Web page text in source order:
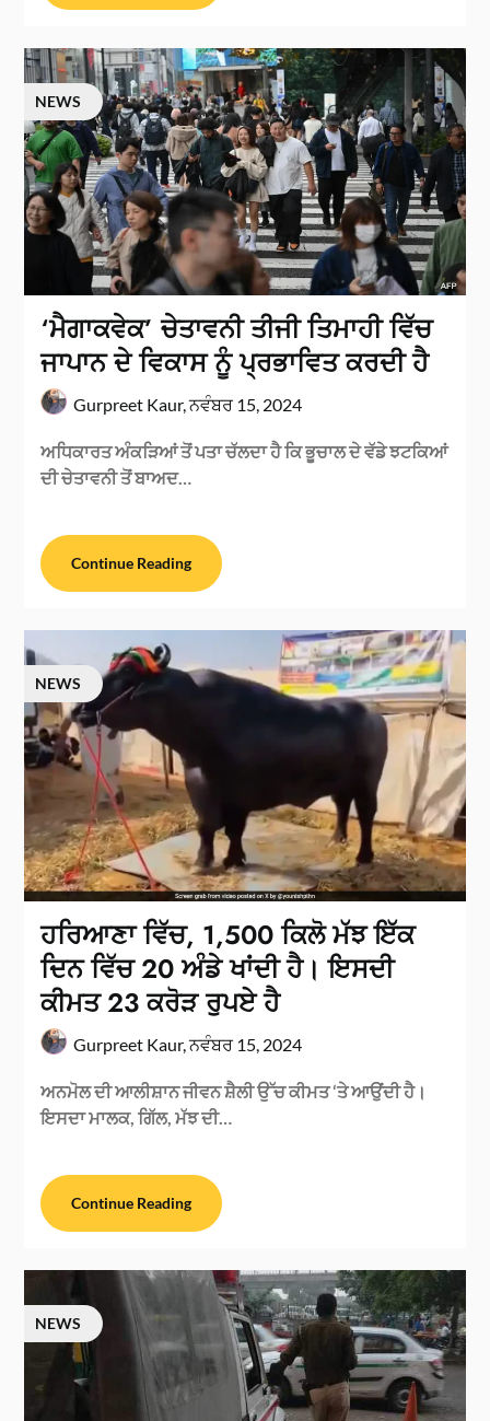
NEWS
‘ਮੈਗਾਕਵੇਕ’ ਚੇਤਾਵਨੀ ਤੀਜੀ ਤਿਮਾਹੀ ਵਿੱਚ
ਜਾਪਾਨ ਦੇ ਵਿਕਾਸ ਨੂੰ ਪ੍ਰਭਾਵਿਤ ਕਰਦੀ ਹੈ
Gurpreet Kaur,ਨਵੰਬਰ 15, 2024
ਅਧਿਕਾਰਤ ਅੰਕੜਿਆਂ ਤੋਂ ਪਤਾ ਚੱਲਦਾ ਹੈ ਕਿ ਭੂਚਾਲ ਦੇ ਵੱਡੇ ਝਟਕਿਆਂ
ਦੀ ਚੇਤਾਵਨੀ ਤੋਂ ਬਾਅਦ…
Continue Reading
NEWS
ਹਰਿਆਣਾ ਵਿੱਚ, 1,500 ਕਿਲੋ ਮੱਝ ਇੱਕ
ਦਿਨ ਵਿੱਚ 20 ਅੰਡੇ ਖਾਂਦੀ ਹੈ। ਇਸਦੀ
ਕੀਮਤ 23 ਕਰੋੜ ਰੁਪਏ ਹੈ
Gurpreet Kaur,ਨਵੰਬਰ 15, 2024
ਅਨਮੋਲ ਦੀ ਆਲੀਸ਼ਾਨ ਜੀਵਨ ਸ਼ੈਲੀ ਉੱਚ ਕੀਮਤ ‘ਤੇ ਆਉਂਦੀ ਹੈ।
ਇਸਦਾ ਮਾਲਕ, ਗਿੱਲ, ਮੱਝ ਦੀ…
Continue Reading
NEWS